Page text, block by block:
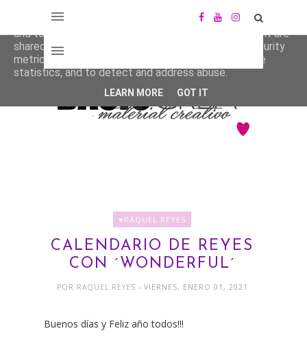
♥RAQUEL REYES
CALENDARIO DE REYES
CON ´WONDERFUL´
POR RAQUEL REYES - VIERNES, ENERO 01, 2021
Buenos días y Feliz año todos!!!
This site uses cookies from Google to deliver its services
and to analyze traffic. Your IP address and user-agent are
shared with Google along with performance and security
metrics to ensure quality of service, generate usage
statistics, and to detect and address abuse.
LEARN MORE GOT IT